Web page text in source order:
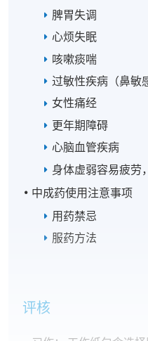
脾胃失调
心烦失眠
咳嗽痰喘
过敏性疾病（鼻敏
女性痛经
更年期障碍
心脑血管疾病
身体虚弱容易疲劳
中成药使用注意事项
用药禁忌
服药方法
评核